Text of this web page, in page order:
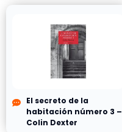
El secreto de la
habitación número 3 –
Colin Dexter